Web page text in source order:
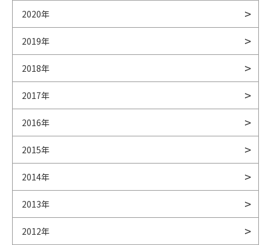
2020年
2019年
2018年
2017年
2016年
2015年
2014年
2013年
2012年